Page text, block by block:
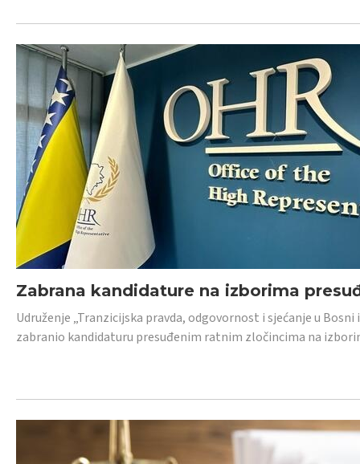
Zabrana kandidature na izborima
Udruženje „Tranzicijska pravda, odgovornost i sjećanje u
zabranio kandidaturu presuđenim ratnim zločincima na